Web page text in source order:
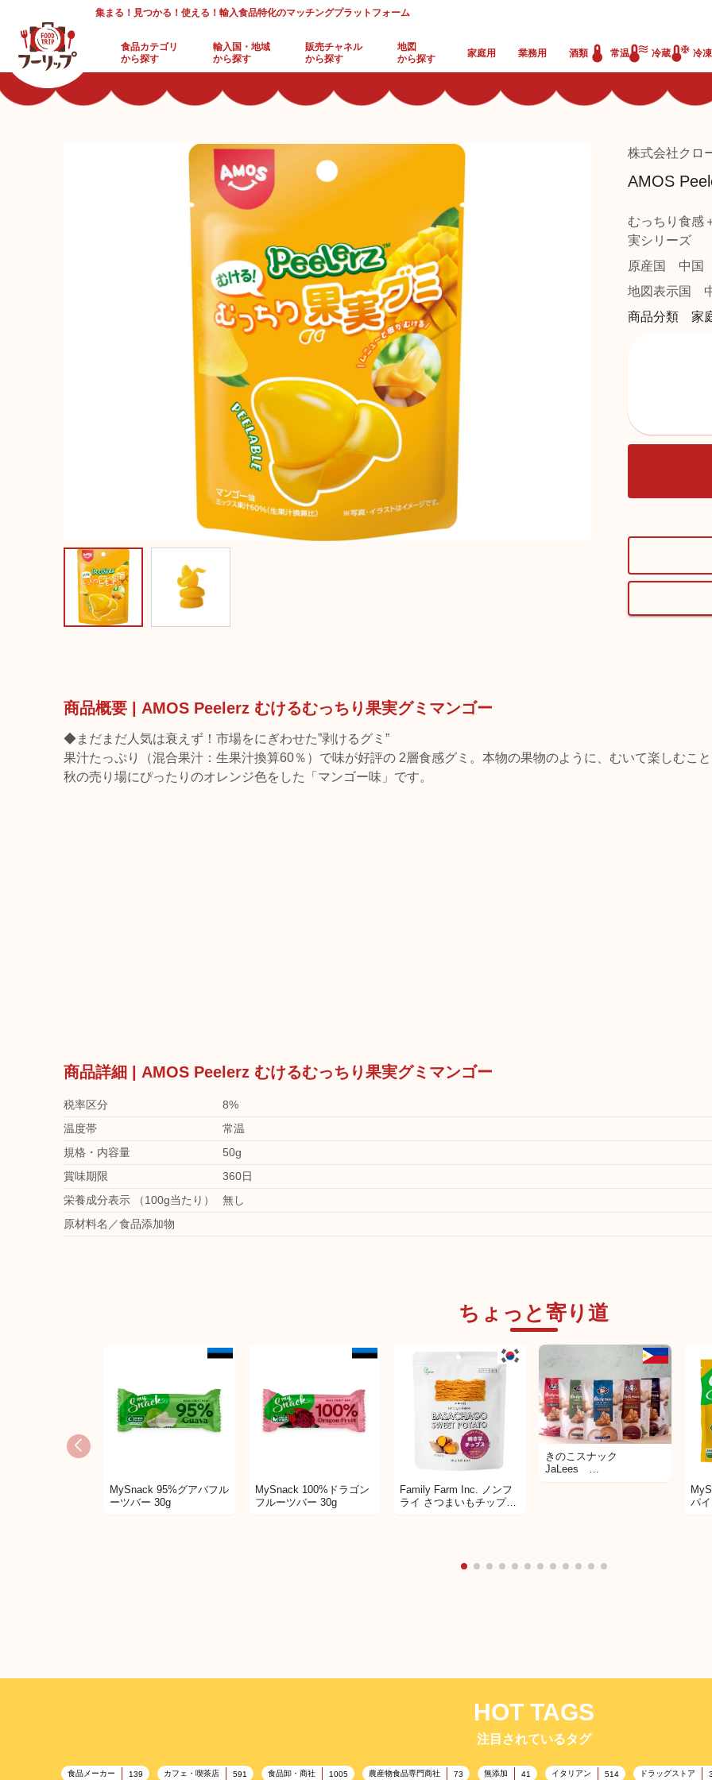
集まる！見つかる！使える！輸入食品特化のマッチングプラットフォーム
食品カテゴリ
から探す
輸入国・地域
から探す
販売チャネル
から探す
地図
から探す
家庭用 業務用 酒類 常温 冷蔵 冷凍
株式会社クロ
AMOS
むっちり食感
実シリーズ
原産国
中国
地図表示国
商品分類 家
商品概要 | AMOS Peelerz むけるむっちり果実グミマンゴー
◆まだまだ人気は衰えず！市場をにぎわせた”剥けるグミ”
果汁たっぷり（混合果汁：生果汁換算60％）で味が好評の 2層食感グミ。本物の果物のように、むいて楽しむこと
秋の売り場にぴったりのオレンジ色をした「マンゴー味」です。
商品詳細 | AMOS Peelerz むけるむっちり果実グミマンゴー
税率区分
8%
温度帯
常温
規格・内容量
50g
賞味期限
360日
栄養成分表示 （100g当たり）
無し
原材料名／食品添加物
ちょっと寄り道
MySnack 95%グアバフル
ーツバー 30g
MySnack 100%ドラゴン
フルーツバー 30g
Family Farm Inc. ノンフ
ライ さつまいもチップス
きのこスナック
JaLees
パ
HOT TAGS
注目されているタグ
食品メーカー 139 カフェ・喫茶店 591 食品卸・商社 1005 農産物食品専門商社 73 無添加 41 イタリアン 514 ドラッグストア